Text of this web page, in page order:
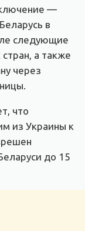
—
в
следующие
а также
через
что
из Украины к
до 15